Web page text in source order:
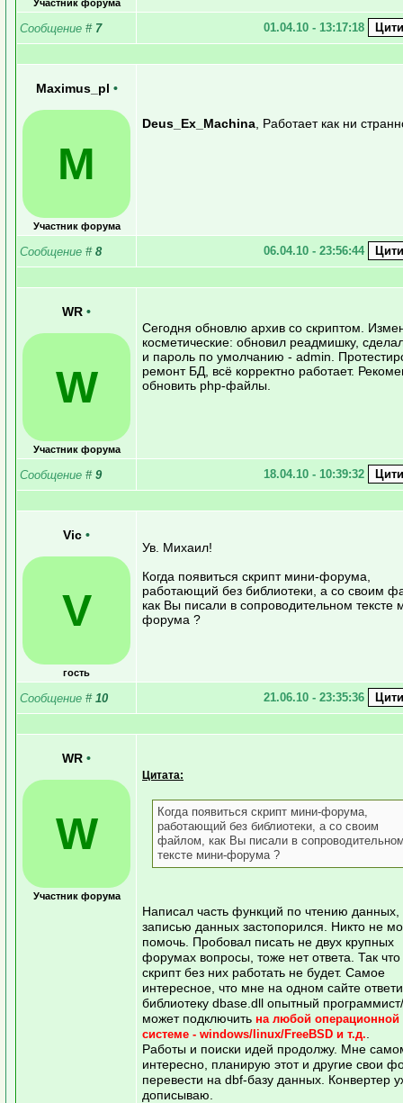
Участник форума
Сообщение # 7 01.04.10 - 13:17:18
Maximus_pl •
M
Участник форума
Deus_Ex_Machina , Работает как ни
Сообщение # 8 06.04.10 - 23:56:44
WR •
W
Участник форума
Сегодня обновлю архив со скриптом.
косметические: обновил реадмишку,
и пароль по умолчанию - admin.
ремонт БД, всё корректно работает.
обновить php-файлы.
Сообщение # 9 18.04.10 - 10:39:32
Vic •
V
гость
Ув. Михаил!
Когда появиться скрипт мини-форума,
работающий без библиотеки, а со своим
как Вы писали в сопроводительном тексте
форума ?
Сообщение # 10 21.06.10 - 23:35:36
WR •
W
Участник форума
Цитата:
Когда появиться скрипт мини-форума,
работающий без библиотеки, а со своим
файлом, как Вы писали в
тексте мини-форума ?
Написал часть функций по чтению данных,
записью данных застопорился. Никто не
помочь. Пробовал писать не двух крупных
форумах вопросы, тоже нет ответа. Так что
скрипт без них работать не будет. Самое
интересное, что мне на одном сайте
библиотеку dbase.dll опытный
может подключить на любой операционной
системе - windows/linux/FreeBSD и т.д.
Работы и поиски идей продолжу. Мне
интересно, планирую этот и другие свои
перевести на dbf-базу данных. Конвертер
дописываю.